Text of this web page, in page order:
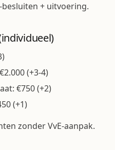
besluiten + uitvoering.
(+3-4)
€750 (+2)
(+1)
zonder VvE-aanpak.